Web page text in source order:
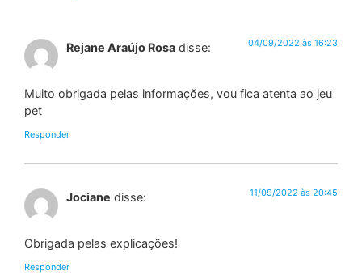
Rejane Araújo Rosa disse: 04/09/2022 às 16:23
Muito obrigada pelas informações, vou fica atenta ao jeu
pet
Responder
Jociane disse: 11/09/2022 às 20:45
Obrigada pelas explicações!
Responder